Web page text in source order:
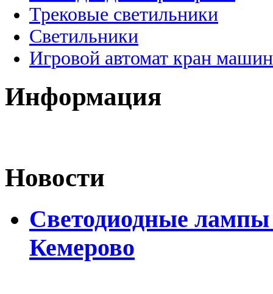
Трековые светильники
Светильники
Игровой автомат кран
Информация
Новости
Светодиодные
Кемерово